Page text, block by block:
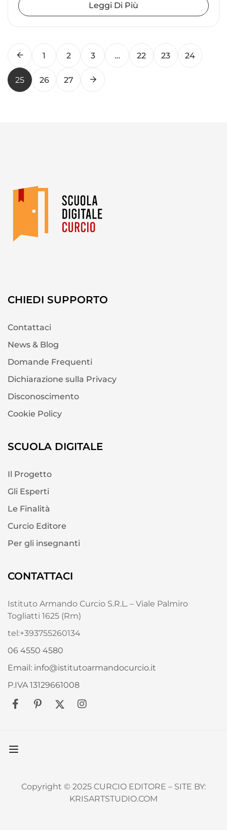
Leggi Di Più
1 2 3 … 22 23 24
25 26 27
CHIEDI SUPPORTO
Contattaci
News & Blog
Domande Frequenti
Dichiarazione sulla Privacy
Disconoscimento
Cookie Policy
SCUOLA DIGITALE
Il Progetto
Gli Esperti
Le Finalità
Curcio Editore
Per gli insegnanti
CONTATTACI
Istituto Armando Curcio S.R.L. – Viale Palmiro
Togliatti 1625 (Rm)
tel:+393755260134
06 4550 4580
Email: info@istitutoarmandocurcio.it
P.IVA 13129661008
Copyright © 2025 CURCIO EDITORE – SITE BY:
KRISARTSTUDIO.COM